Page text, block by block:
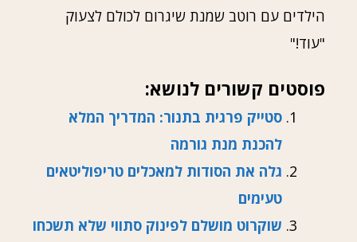
הילדים עם רוטב שמנת שיגרום לכולם לצעוק
"עוד!"
פוסטים קשורים לנושא:
סטייק פרגית בתנור: המדריך המלא
להכנת מנת גורמה
גלה את הסודות למאכלים טריפוליטאים
טעימים
שוקרוט מושלם לפינוק סתווי שלא תשכחו